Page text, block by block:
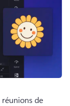
réunions de